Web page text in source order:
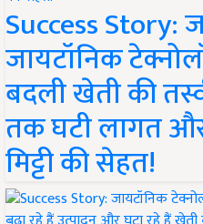
Success Story:
जायटॉनिक
बदली खेती की
तक घटी लागत
मिट्टी की सेहत!